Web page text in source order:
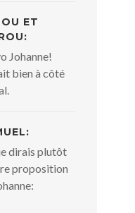
ET
Johanne!
bien à côté
dirais plutôt
proposition